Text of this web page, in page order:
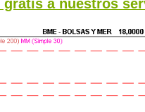
gratis a nuestros